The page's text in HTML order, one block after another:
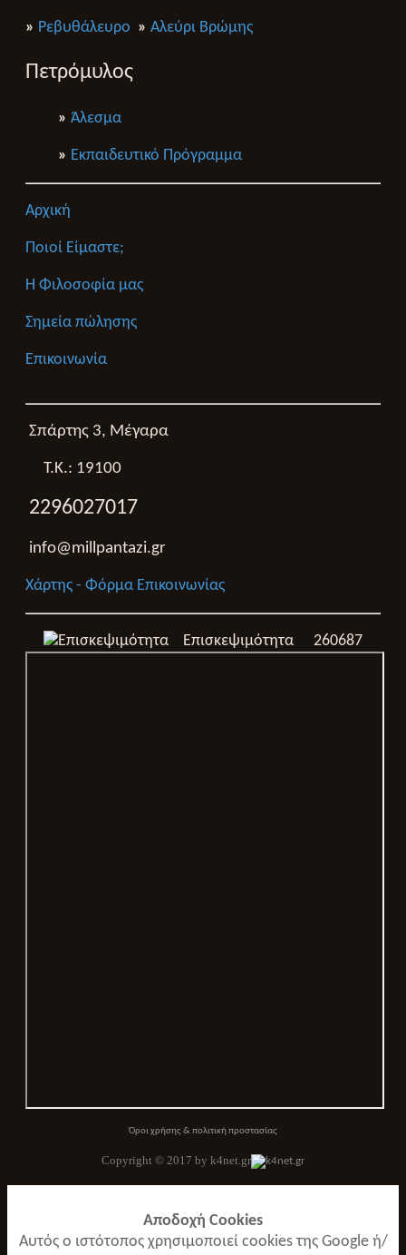
» Ρεβυθάλευρο » Αλεύρι Βρώμης
Πετρόμυλος
» Άλεσμα
» Εκπαιδευτικό Πρόγραμμα
Αρχική
Ποιοί Είμαστε;
Η Φιλοσοφία μας
Σημεία πώλησης
Επικοινωνία
Σπάρτης 3, Μέγαρα
Τ.Κ.: 19100
2296027017
info@millpantazi.gr
Χάρτης - Φόρμα Επικοινωνίας
Επισκεψιμότητα 260687
Όροι χρήσης & πολιτική προστασίας
Copyright © 2017 by k4net.gr
Αποδοχή Cookies
Αυτός ο ιστότοπος χρησιμοποιεί cookies της Google ή/